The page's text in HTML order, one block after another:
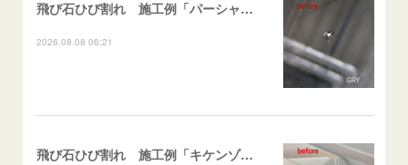
飛び石ひび割れ 施工例「パーシャル系・衝撃点範囲ハマカケ」エスティマ
2026.08.08 06:21
飛び石ひび割れ 施工例「キケンゾーン範囲・ストレートブレイク」フェアレディＺ